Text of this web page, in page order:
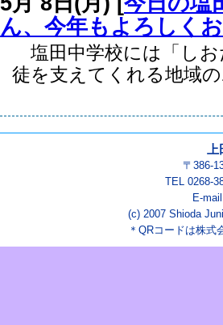
ん、今年もよろしく
塩田中学校には「しお
徒を支えてくれる地域
〒386-
TEL 0268-
E-
(c) 2007 Shioda
＊QRコードは株式